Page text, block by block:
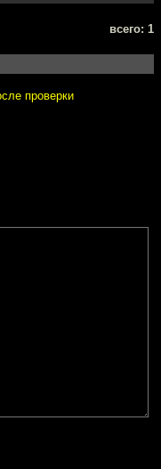
всего: 1
проверки